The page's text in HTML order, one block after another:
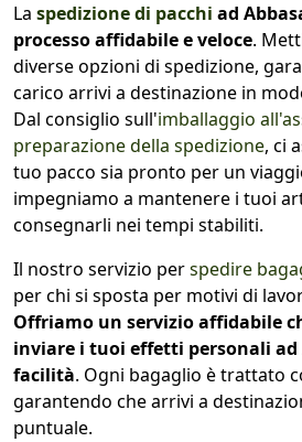
La spedizione di pacchi ad
processo affidabile e veloce.
diverse opzioni di spedizione,
carico arrivi a destinazione in
Dal consiglio sull'imballaggio
preparazione della spedizione, ci
tuo pacco sia pronto per un
impegniamo a mantenere i tuoi
consegnarli nei tempi stabiliti.
Il nostro servizio perspedire
per chi si sposta per motivi di
Offriamo un servizio affidabile
inviare i tuoi effetti personali ad
facilità. Ogni bagaglio è trattato
garantendo che arrivi a
puntuale.